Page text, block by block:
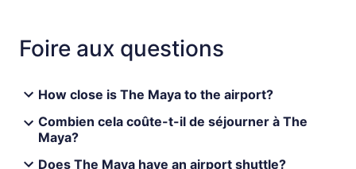
Foire aux questions
How close is The Maya to the airport?
Combien cela coûte-t-il de séjourner à The
Maya?
Does The Maya have an airport shuttle?